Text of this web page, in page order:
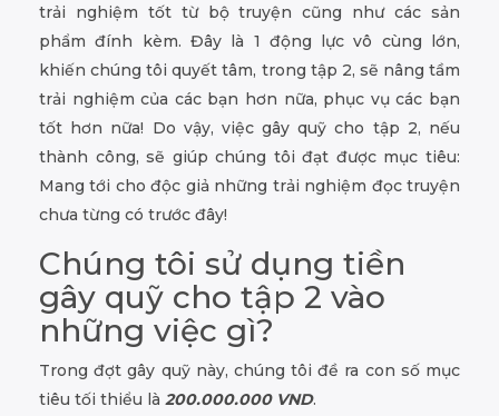
trải nghiệm tốt từ bộ truyện cũng như các sản
phẩm đính kèm. Đây là 1 động lực vô cùng lớn,
khiến chúng tôi quyết tâm, trong tập 2, sẽ nâng tầm
trải nghiệm của các bạn hơn nữa, phục vụ các bạn
tốt hơn nữa! Do vậy, việc gây quỹ cho tập 2, nếu
thành công, sẽ giúp chúng tôi đạt được mục tiêu:
Mang tới cho độc giả những trải nghiệm đọc truyện
chưa từng có trước đây!
Chúng tôi sử dụng tiền
gây quỹ cho tập 2 vào
những việc gì?
Trong đợt gây quỹ này, chúng tôi đề ra con số mục
tiêu tối thiểu là 200.000.000 VND.